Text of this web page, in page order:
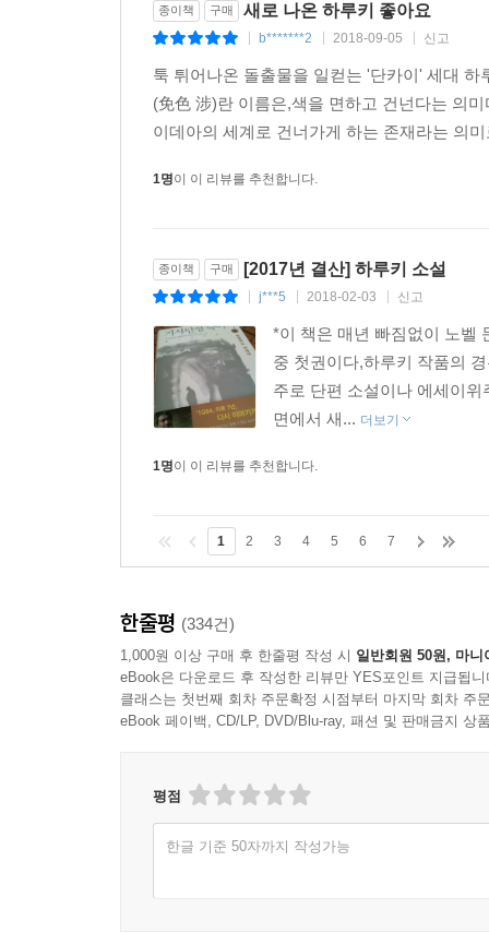
종이책 구매 새로 나온 하루키 좋아요
b*******2 2018-09-05 신고
툭 튀어나온 돌출물을 일컫는 '단카이' 세대
(免色 涉)란 이름은,색을 면하고 건넌다는 의
이데아의 세계로 건너가게 하는 존재라는 의
1명이 이 리뷰를 추천합니다.
종이책 구매 [2017년 결산] 하루키 소설
j***5 2018-02-03 신고
*이 책은 매년 빠짐없이 노벨
중 첫권이다,하루키 작품의
주로 단편 소설이나 에세이
면에서 새... 더보기
1명이 이 리뷰를 추천합니다.
1 2 3 4 5 6 7
한줄평 (334건)
1,000원 이상 구매 후 한줄평 작성 시 일반회원 50원, 마니
eBook은 다운로드 후 작성한 리뷰만 YES포인트 지급됩니
클래스는 첫번째 회차 주문확정 시점부터 마지막 회차 주
eBook 페이백, CD/LP, DVD/Blu-ray, 패션 및 판매금지 상
평점
한글 기준 50자까지 작성가능